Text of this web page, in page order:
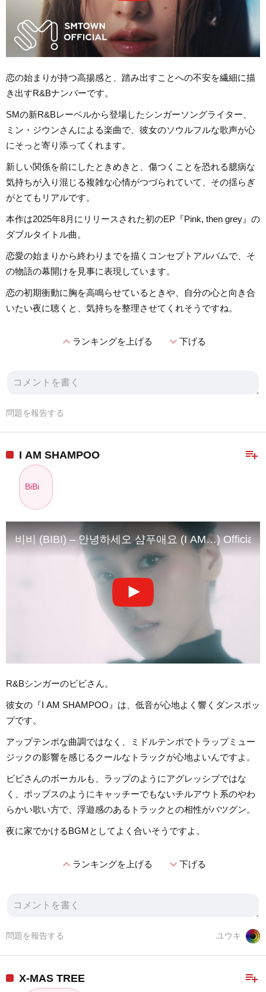
恋の始まりが持つ高揚感と、踏み出すことへの不安を繊細に描
き出すR&Bナンバーです。
SMの新R&Bレーベルから登場したシンガーソングライター、
ミン・ジウンさんによる楽曲で、彼女のソウルフルな歌声が心
にそっと寄り添ってくれます。
新しい関係を前にしたときめきと、傷つくことを恐れる臆病な
気持ちが入り混じる複雑な心情がつづられていて、その揺らぎ
がとてもリアルです。
本作は2025年8月にリリースされた初のEP『Pink, then grey』の
ダブルタイトル曲。
恋愛の始まりから終わりまでを描くコンセプトアルバムで、そ
の物語の幕開けを見事に表現しています。
恋の初期衝動に胸を高鳴らせているときや、自分の心と向き合
いたい夜に聴くと、気持ちを整理させてくれそうですね。
expand_lessランキングを上げる expand_more下げる
問題を報告する
playlist_add
I AM SHAMPOO
BiBi
비비 (BIBI) – 안녕하세오 샴푸애요 (I AM…) Official
R&Bシンガーのビビさん。
彼女の『I AM SHAMPOO』は、低音が心地よく響くダンスポッ
プです。
アップテンポな曲調ではなく、ミドルテンポでトラップミュー
ジックの影響を感じるクールなトラックが心地よいんですよ。
ビビさんのボーカルも、ラップのようにアグレッシブではな
く、ポップスのようにキャッチーでもないチルアウト系のやわ
らかい歌い方で、浮遊感のあるトラックとの相性がバツグン。
夜に家でかけるBGMとしてよく合いそうですよ。
expand_lessランキングを上げる expand_more下げる
ユウキ
問題を報告する
playlist_add
X-MAS TREE